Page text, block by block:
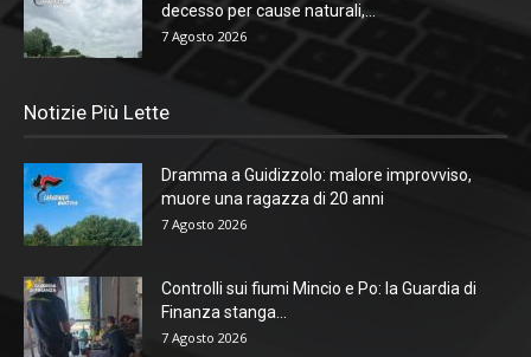
decesso per cause naturali,...
7 Agosto 2026
Notizie Più Lette
Dramma a Guidizzolo: malore improvviso,
muore una ragazza di 20 anni
7 Agosto 2026
Controlli sui fiumi Mincio e Po: la Guardia di
Finanza stanga...
7 Agosto 2026